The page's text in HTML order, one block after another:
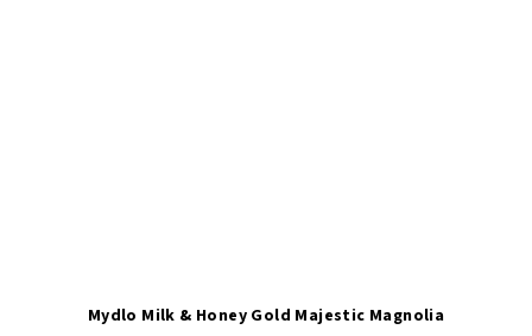
Mydlo Milk & Honey Gold Majestic Magnolia